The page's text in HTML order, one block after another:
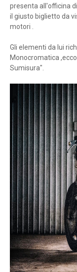
presenta all'officina
il giusto biglietto da
motori .
Gli elementi da lui
Monocromatica
Sumisura".